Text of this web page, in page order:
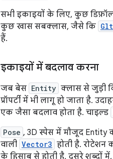
सभी इकाइयों के लिए, कुछ
कुछ खास सबक्लास, जैसे कि
हैं.
इकाइयों में बदलाव करना
जब बेस Entity क्लास से जुड़ी
प्रॉपर्टी में भी लागू हो जाता है.
एक जैसा बदलाव होता है. चाइल्ड
Pose , 3D स्पेस में मौजूद Entity
वाली Vector3 होती है. रोटेशन
के हिसाब से होती है. दूसरे शब्दों